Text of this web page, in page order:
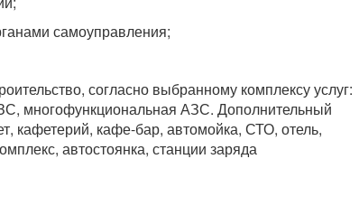
самоуправления;
согласно выбранному комплексу услуг:
многофункциональная АЗС. Дополнительный
кафетерий, кафе-бар, автомойка, СТО, отель,
автостоянка, станции заряда